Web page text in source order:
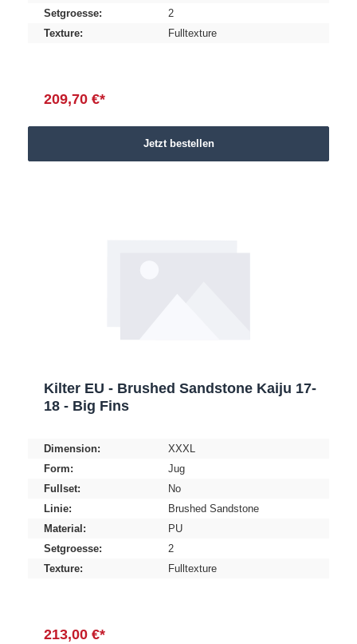
Setgroesse:
2
Texture:
Fulltexture
209,70 €*
Jetzt bestellen
Kilter EU - Brushed Sandstone Kaiju 17-
18 - Big Fins
Dimension:
XXXL
Form:
Jug
Fullset:
No
Linie:
Brushed Sandstone
Material:
PU
Setgroesse:
2
Texture:
Fulltexture
213,00 €*